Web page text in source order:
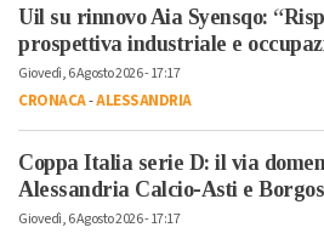
Uil su rinnovo Aia Syensqo:
prospettiva industriale e
Giovedì, 6 Agosto 2026 - 17:17
CRONACA-ALESSANDRIA
Coppa Italia serie D: il via
Alessandria Calcio-Asti e
Giovedì, 6 Agosto 2026 - 17:17